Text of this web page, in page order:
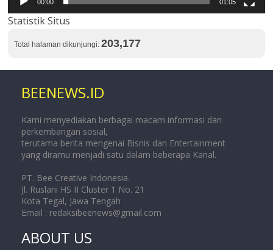
00:00 01:05
Statistik Situs
Total halaman dikunjungi:203,177
BEENEWS.ID
Kami menyediakan berbagai macam informasi dan
perkembangan sosial,
terutama berita mengenai Bisnis dan Entertainment
yang diramu menjadi satu dalam beberapa Kanal.
PT. Bee Creative Indonesia.
Jl. Ruslani HS II Cluster 1 No. 21
Kota Tegal, Jawa Tengah
Email : redaksibeenews@gmail.com
ABOUT US